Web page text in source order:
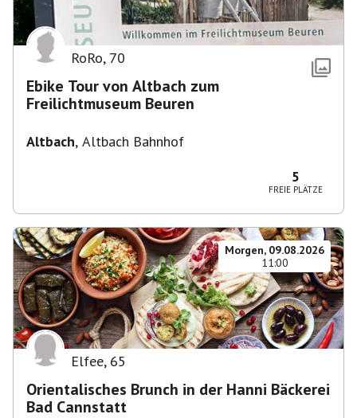
RoRo, 70
Ebike Tour von Altbach zum
Freilichtmuseum Beuren
Altbach, Altbach Bahnhof
5
FREIE PLÄTZE
Morgen, 09.08.2026
11:00
Elfee, 65
Orientalisches Brunch in der Hanni Bäckerei
Bad Cannstatt